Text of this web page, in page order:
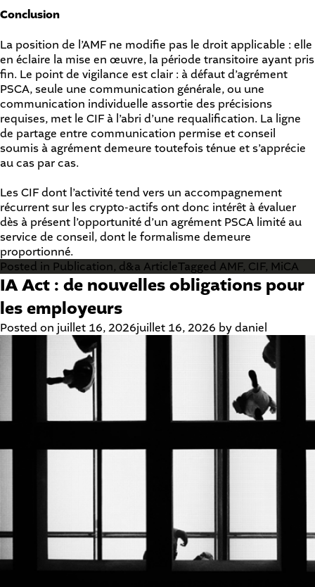
Conclusion
La position de l’AMF ne modifie pas le droit applicable : elle
en éclaire la mise en œuvre, la période transitoire ayant pris
fin. Le point de vigilance est clair : à défaut d’agrément
PSCA, seule une communication générale, ou une
communication individuelle assortie des précisions
requises, met le CIF à l’abri d’une requalification. La ligne
de partage entre communication permise et conseil
soumis à agrément demeure toutefois ténue et s’apprécie
au cas par cas.
Les CIF dont l’activité tend vers un accompagnement
récurrent sur les crypto-actifs ont donc intérêt à évaluer
dès à présent l’opportunité d’un agrément PSCA limité au
service de conseil, dont le formalisme demeure
proportionné.
Posted in Publication, d&a ArticleTagged AMF, CIF, MiCA
IA Act : de nouvelles obligations pour
les employeurs
Posted on juillet 16, 2026juillet 16, 2026 bydaniel